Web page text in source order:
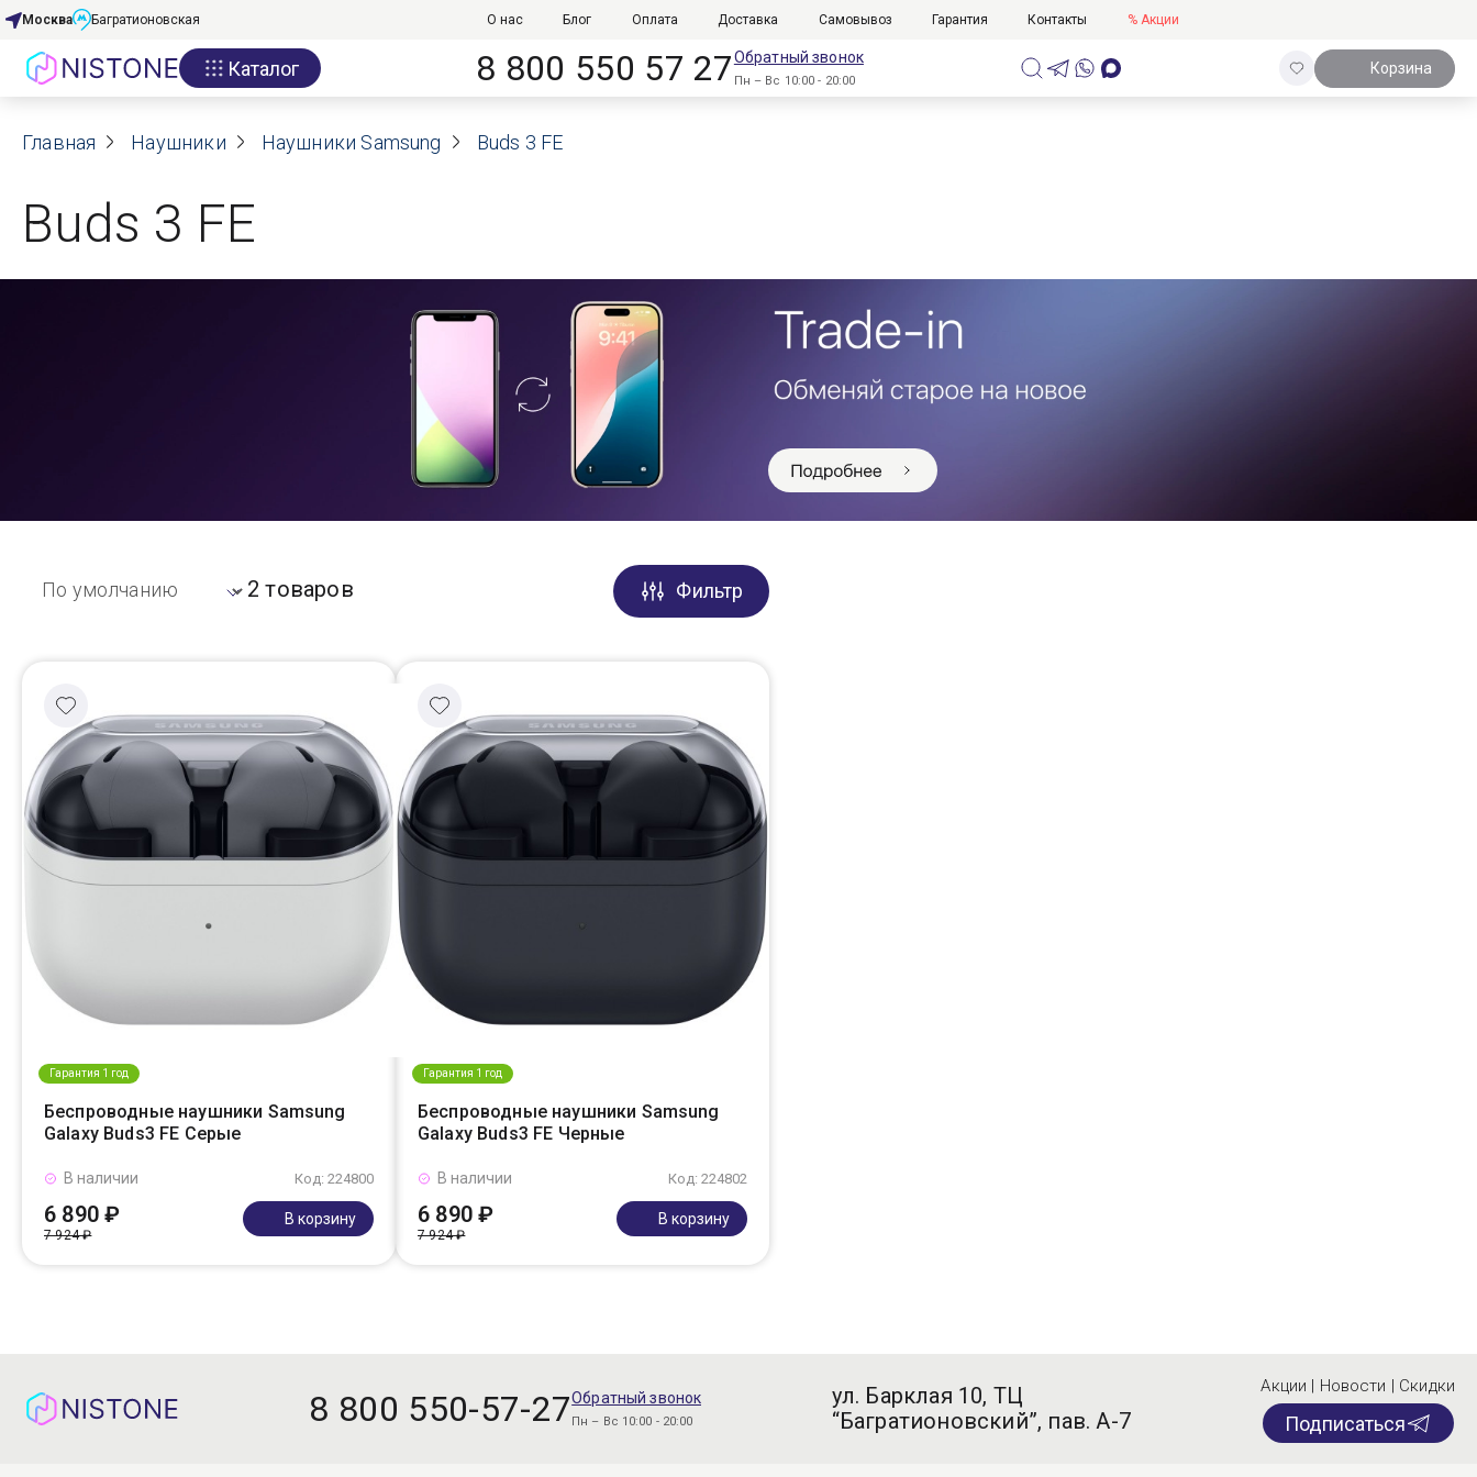
Акции
О нас
Блог
Москва Багратионовская О нас Блог Оплата Доставка Самовывоз Гарантия Контакты % Акции
Каталог 8 800 550 57 27Обратный звонок
Пн – Вс 10:00 - 20:00
Корзина
Главная Наушники Наушники Samsung Buds 3 FE
Buds 3 FE
2 товаров Фильтр
Гарантия 1 год
Беспроводные наушники Samsung
Galaxy Buds3 FE Серые
Код: 224800
В наличии
6 890 ₽
7 924 ₽
В корзину
Гарантия 1 год
Беспроводные наушники Samsung
Galaxy Buds3 FE Черные
Код: 224802
В наличии
6 890 ₽
7 924 ₽
В корзину
8 800 550-57-27Обратный звонок
Пн – Вс 10:00 - 20:00
ул. Барклая 10, ТЦ
“Багратионовский”, пав. А-7
Акции | Новости | Скидки
Подписаться